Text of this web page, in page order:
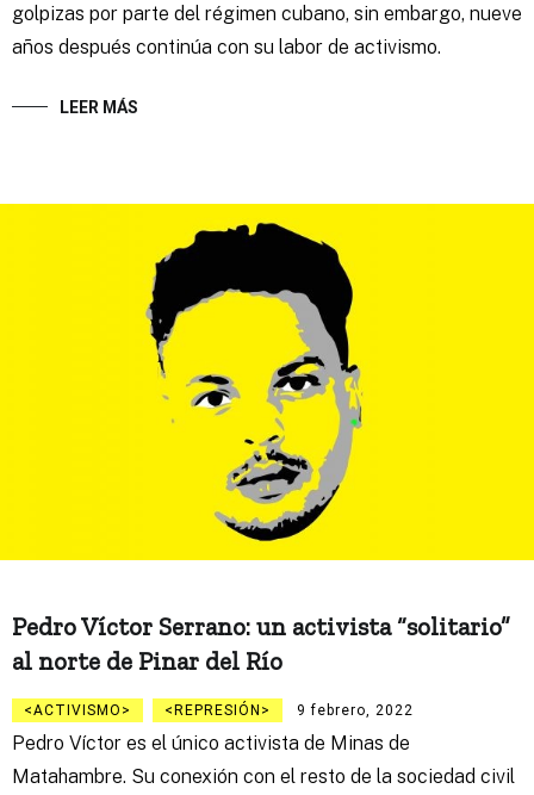
golpizas por parte del régimen cubano, sin embargo, nueve
años después continúa con su labor de activismo.
LEER MÁS
Pedro Víctor Serrano: un activista “solitario”
al norte de Pinar del Río
ACTIVISMO REPRESIÓN 9 febrero, 2022
Pedro Víctor es el único activista de Minas de
Matahambre. Su conexión con el resto de la sociedad civil